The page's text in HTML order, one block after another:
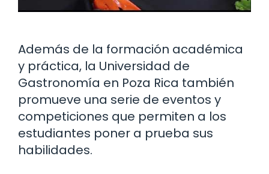
Además de la formación académica
y práctica, la Universidad de
Gastronomía en Poza Rica también
promueve una serie de eventos y
competiciones que permiten a los
estudiantes poner a prueba sus
habilidades.